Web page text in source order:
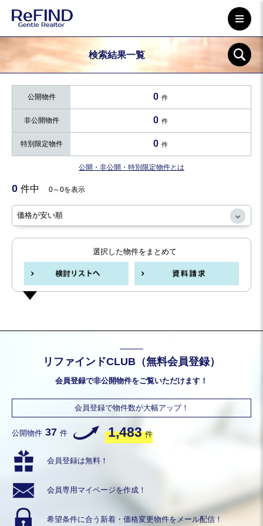
検索結果一覧
公開物件 0 件
非公開物件 0 件
特別限定物件 0 件
公開・非公開・特別限定物件とは
0 件中 0～0を表示
選択した物件をまとめて
リファインドCLUB（無料会員登録）
会員登録で非公開物件をご覧いただけます！
会員登録で物件数が大幅アップ！
公開物件 37 件 1,483 件
会員登録は無料！
会員専用 マイページを作成！
希望条件に合う 新着・価格変更物件をメール配信！